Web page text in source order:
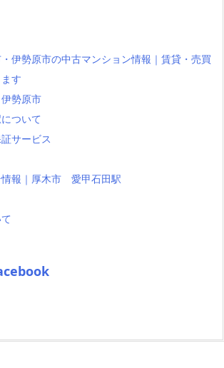
伊勢原市の中古マンション情報｜賃貸・売買
す
勢原市
ついて
サービス
報｜厚木市 愛甲石田駅